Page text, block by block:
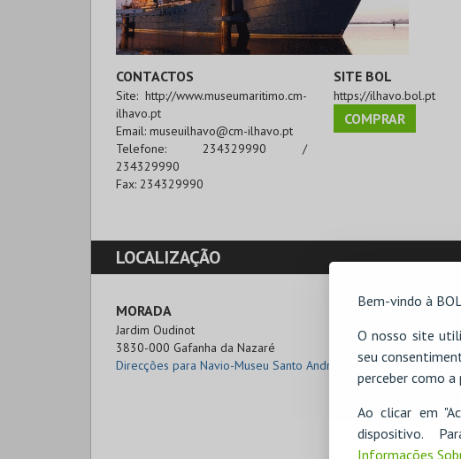
Bem-vindo à
O nosso site
seu
perceber como
Ao clicar em
dispositivo.
Informações
CONTACTOS
Site: http://www.museumaritimo.cm-
ilhavo.pt
Email: museuilhavo@cm-ilhavo.pt
Telefone: 234329990 /
234329990
Fax: 234329990
SITE BOL
https://ilhavo.bol.pt
COMPRAR
LOCALIZAÇÃO
MORADA
Jardim Oudinot
3830-000 Gafanha da Nazaré
Direcções para Navio-Museu Santo André